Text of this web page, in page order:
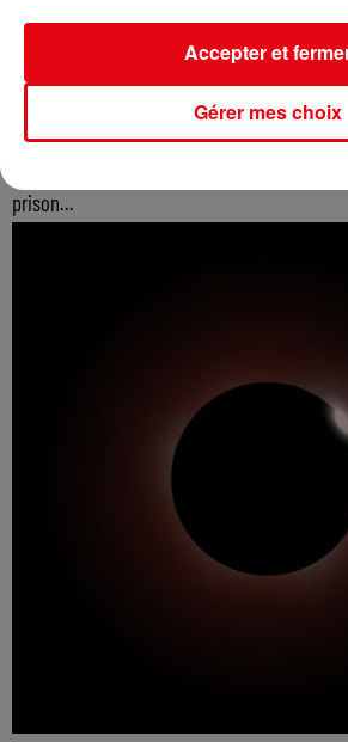
prison...
Gérer mes choix
Accepter et